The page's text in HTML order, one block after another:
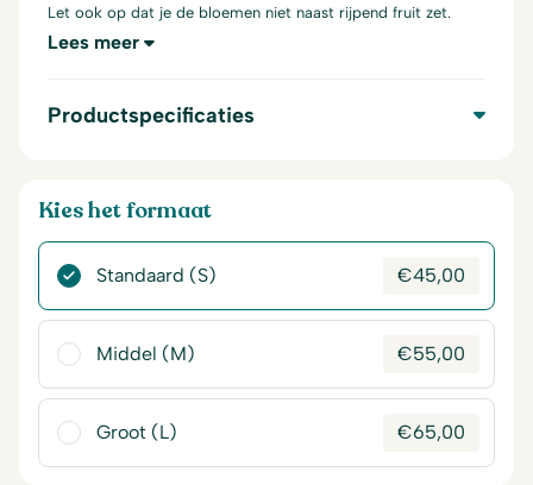
Let ook op dat je de bloemen niet naast rijpend fruit zet.
Lees meer
Productspecificaties
Kies het formaat
Standaard (S) €45,00
Middel (M) €55,00
Groot (L) €65,00